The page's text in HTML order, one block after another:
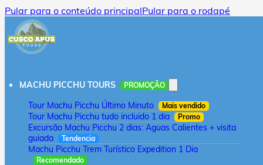
Pular para o conteúdo principalPular para o rodapé
MACHU PICCHU TOURS PROMOÇÃO
Tour Machu Picchu Último Minuto Mais vendido
Tour Machu Picchu tudo incluido 1 dia Promo
Excursão Machu Picchu 2 dias: Aguas Calientes + visita
guiada
Tendencia
Machu Picchu Trem Turístico Expedition 1 Dia
Recomendado